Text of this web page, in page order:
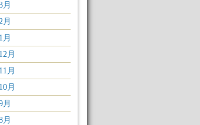
月
月
月
月
月
月
月
月